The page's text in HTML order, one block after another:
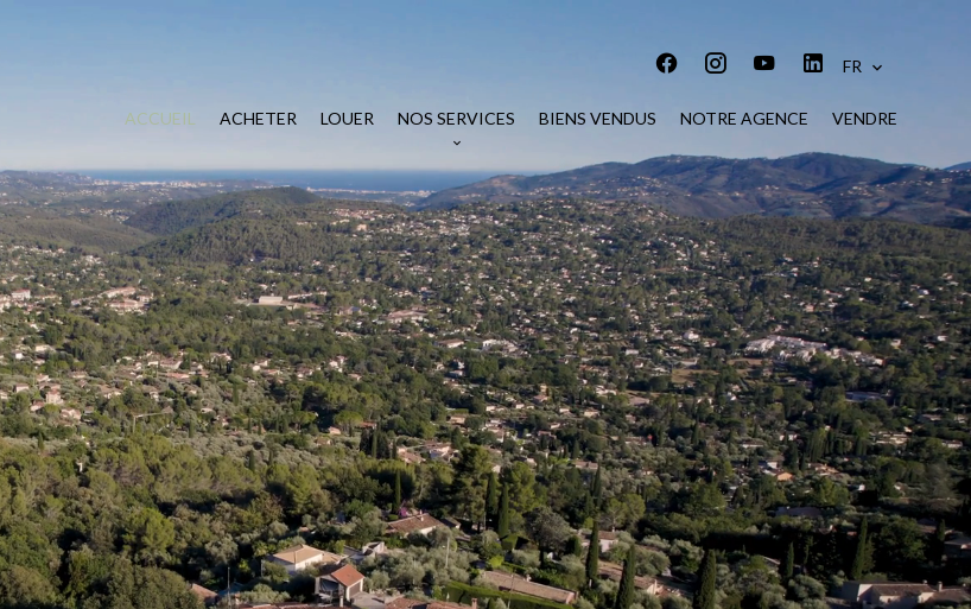
FR
ACCUEIL ACHETER LOUER NOS SERVICES BIENS VENDUS NOTRE AGENCE VENDRE